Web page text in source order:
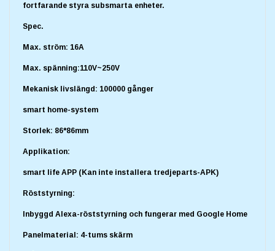
fortfarande styra subsmarta enheter.
Spec.
Max. ström: 16A
Max. spänning:110V~250V
Mekanisk livslängd: 100000 gånger
smart home-system
Storlek: 86*86mm
Applikation:
smart life APP (Kan inte installera tredjeparts-APK)
Röststyrning:
Inbyggd Alexa-röststyrning och fungerar med Google Home
Panelmaterial: 4-tums skärm